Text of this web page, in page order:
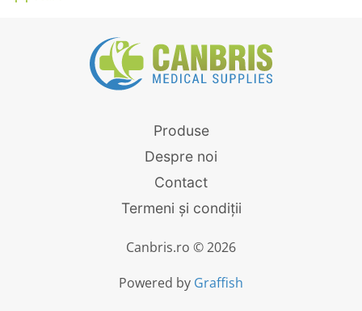
Produse
Despre noi
Contact
Termeni și condiții
Canbris.ro © 2026
Powered by Graffish